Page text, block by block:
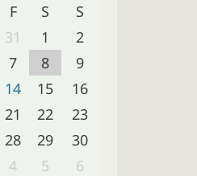
F S
S
31 1
2
7 8
9
14 15
16
21 22
23
28 29
30
4 5 6